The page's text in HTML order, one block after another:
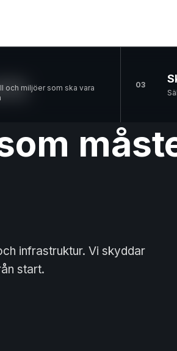
infrastruktur. Vi skyddar
start.
och miljöer som ska vara
03